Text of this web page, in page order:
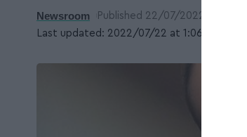
Last updated: 2022/07/22 at 1:06 ΜΜ
Newsroom Published 22/07/2022